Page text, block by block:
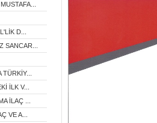
D...
SANCAR...
İLK V...
İLAÇ ...
VE A...